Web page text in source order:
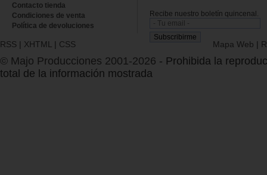
Contacto tienda
Condiciones de venta
Política de devoluciones
Recibe nuestro boletín quincenal.
RSS | XHTML | CSS Mapa Web |
© Majo Producciones 2001-2026 - Prohibida la
total de la información mostrada